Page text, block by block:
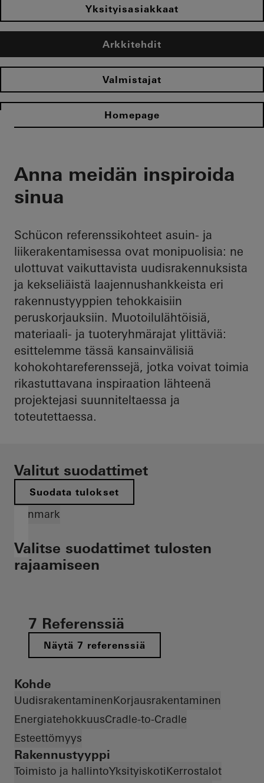
Yksityisasiakkaat
Arkkitehdit
Valmistajat
Homepage
Anna meidän inspiroida
sinua
Schücon referenssikohteet asuin- ja
liikerakentamisessa ovat monipuolisia: ne
ulottuvat vaikuttavista uudisrakennuksista
ja kekseliäistä laajennushankkeista eri
rakennustyyppien tehokkaisiin
peruskorjauksiin. Muotoilulähtöisiä,
materiaali- ja tuoteryhmärajat ylittäviä:
esittelemme tässä kansainvälisiä
kohokohtareferenssejä, jotka voivat toimia
rikastuttavana inspiraation lähteenä
projektejasi suunniteltaessa ja
toteutettaessa.
Valitut suodattimet
Suodata tulokset
Denmark
Valitse suodattimet tulosten
rajaamiseen
7 Referenssiä
Näytä 7 referenssiä
Kohde
UudisrakentaminenKorjausrakentaminen
EnergiatehokkuusCradle-to-Cradle
Esteettömyys
Rakennustyyppi
Toimisto ja hallintoYksityiskotiKerrostalot